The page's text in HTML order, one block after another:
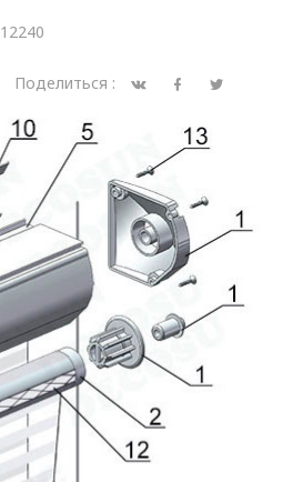
12240
Поделиться :